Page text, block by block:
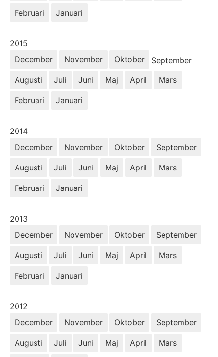
Februari Januari
År:
2015
December
November Oktober September
Augusti Juli Juni Maj April Mars
Februari Januari
År:
2014
December
November Oktober September
Augusti Juli Juni Maj April Mars
Februari Januari
År:
2013
December
November Oktober September
Augusti Juli Juni Maj April Mars
Februari Januari
År:
2012
December
November Oktober September
Augusti Juli Juni Maj April Mars